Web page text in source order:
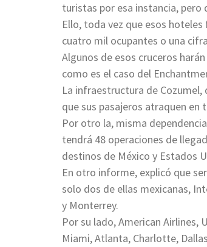
turistas por esa instancia, pero
Ello, toda vez que esos
cuatro mil ocupantes o una
Algunos de esos cruceros
como es el caso del
La infraestructura de Cozumel,
que sus pasajeros atraquen en
Por otro la, misma
tendrá 48 operaciones de
destinos de México y Estados
En otro informe, explicó que
solo dos de ellas mexicanas,
y Monterrey.
Por su lado, American Airlines,
Miami, Atlanta, Charlotte,